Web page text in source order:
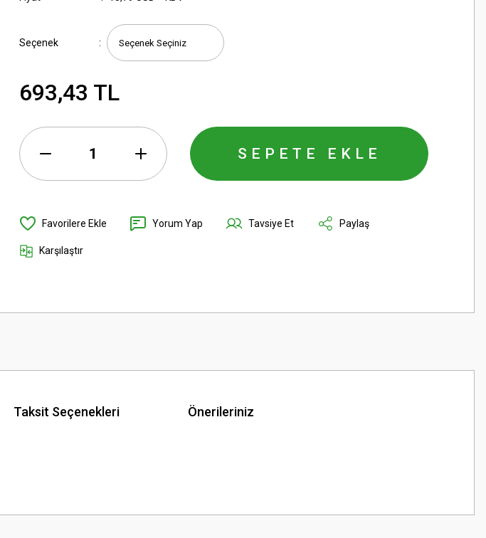
Seçenek
693,43 TL
SEPETE EKLE
Yorum Yap Tavsiye Et Paylaş
Karşılaştır
Taksit Seçenekleri Önerileriniz